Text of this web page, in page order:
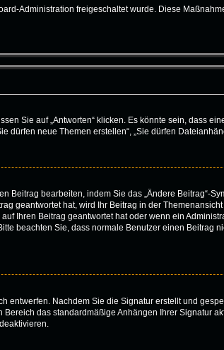
Administration freigeschaltet wurde. Diese
Sie auf „Antworten“ klicken. Es könnte sein, dass
neue Themen erstellen“, „Sie dürfen
bearbeiten, indem Sie das „Ändere Beitrag“-
geantwortet hat, wird Ihr Beitrag in der
Ihren Beitrag geantwortet hat oder wenn ein
beachten Sie, dass normale Benutzer einen Beitrag
entwerfen. Nachdem Sie die Signatur erstellt und
das standardmäßige Anhängen Ihrer Signatur